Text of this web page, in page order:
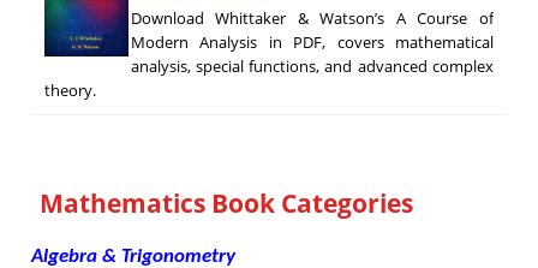
Download Whittaker & Watson’s A Course of
Modern Analysis in PDF, covers mathematical
analysis, special functions, and advanced complex
theory.
Mathematics Book Categories
Algebra & Trigonometry